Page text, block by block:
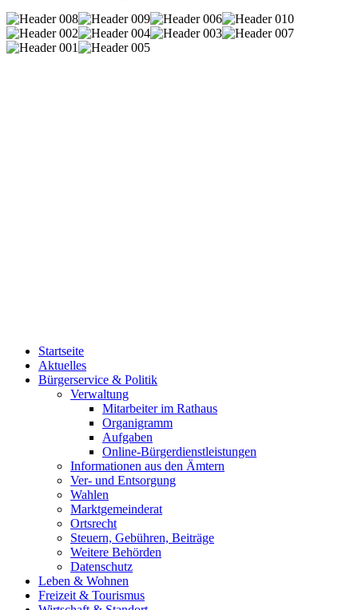
Startseite
Aktuelles
Bürgerservice & Politik
Verwaltung
Mitarbeiter im Rathaus
Organigramm
Aufgaben
Online-Bürgerdienstleistungen
Informationen aus den Ämtern
Ver- und Entsorgung
Wahlen
Marktgemeinderat
Ortsrecht
Steuern, Gebühren, Beiträge
Weitere Behörden
Datenschutz
Leben & Wohnen
Freizeit & Tourismus